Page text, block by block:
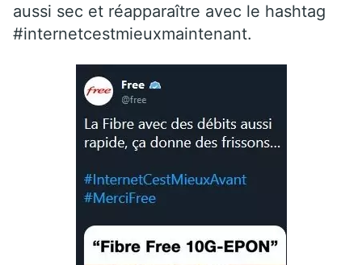
aussi sec et réapparaître avec le hashtag
#internetcestmieuxmaintenant.